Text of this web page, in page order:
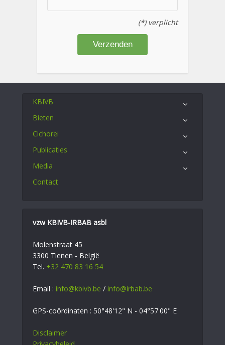
(*) verplicht
KBIVB
Bieten
Cichorei
Publicaties
Media
Contact
vzw KBIVB-IRBAB asbl
Molenstraat 45
3300 Tienen - België
Tel. +32 470 83 16 54
Email : info@kbivb.be / info@irbab.be
GPS-coördinaten : 50°48'12" N - 04°57'00" E
Disclaimer